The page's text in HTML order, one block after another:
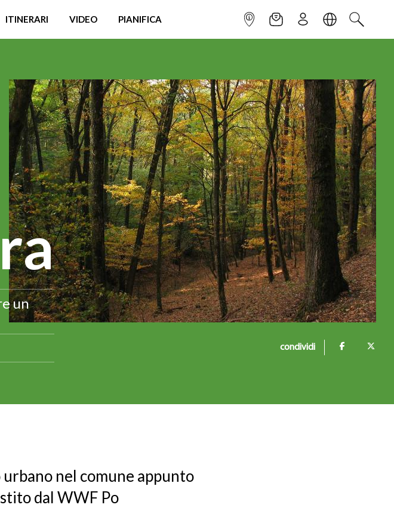
ITINERARI VIDEO PIANIFICA INFOPOINTNEWSLETTER
ISCRIVITILINGUACERCA
un
condividi
urbano nel comune appunto
dal WWF Po